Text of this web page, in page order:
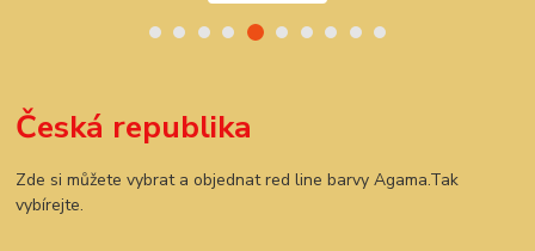
Česká republika
Zde si můžete vybrat a objednat red line barvy Agama.Tak
vybírejte.